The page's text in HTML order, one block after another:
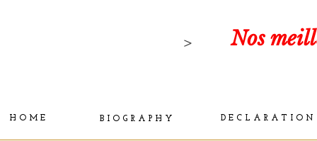
Nos
H O M E B I O G R A P H Y D E C L A R A T I O N